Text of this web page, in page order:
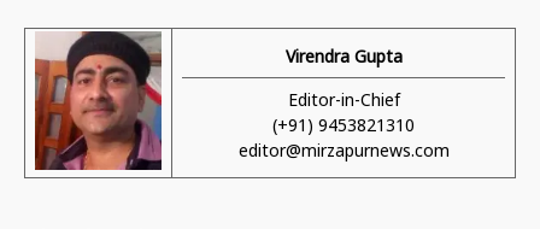
Virendra Gupta
Editor-in-Chief
(+91) 9453821310
editor@mirzapurnews.com